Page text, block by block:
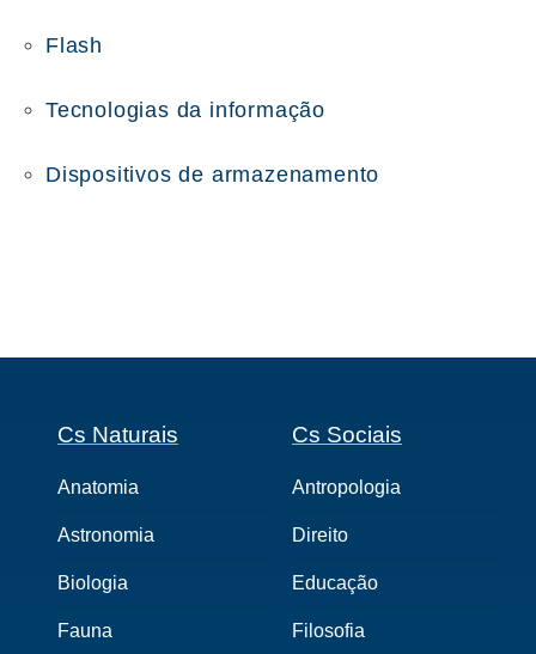
Flash
Tecnologias da informação
Dispositivos de armazenamento
Cs Naturais
Anatomia
Astronomia
Biologia
Fauna
Cs Sociais
Antropologia
Direito
Educação
Filosofia